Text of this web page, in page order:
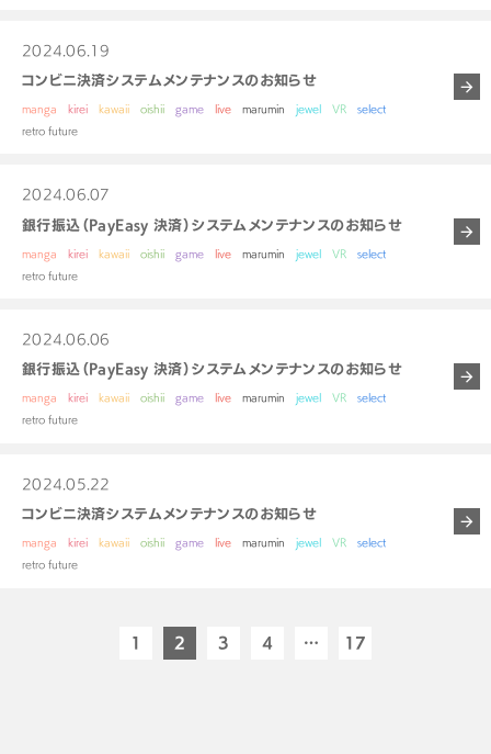
2024.06.19
manga kirei kawaii oishii game live marumin jewel VR
select
retro future
コンビニ決済システムメンテナンスのお知らせ
2024.06.07
manga kirei kawaii oishii game live marumin jewel VR
select
retro future
銀行振込（PayEasy 決済）システムメンテナンスのお知らせ
2024.06.06
manga kirei kawaii oishii game live marumin jewel VR
select
retro future
銀行振込（PayEasy 決済）システムメンテナンスのお知らせ
2024.05.22
manga kirei kawaii oishii game live marumin jewel VR
select
retro future
コンビニ決済システムメンテナンスのお知らせ
1 2 3 4 … 17